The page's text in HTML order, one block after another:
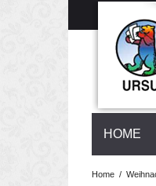
HOME
Home /